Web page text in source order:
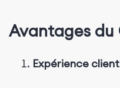
Avantages du
Expérience